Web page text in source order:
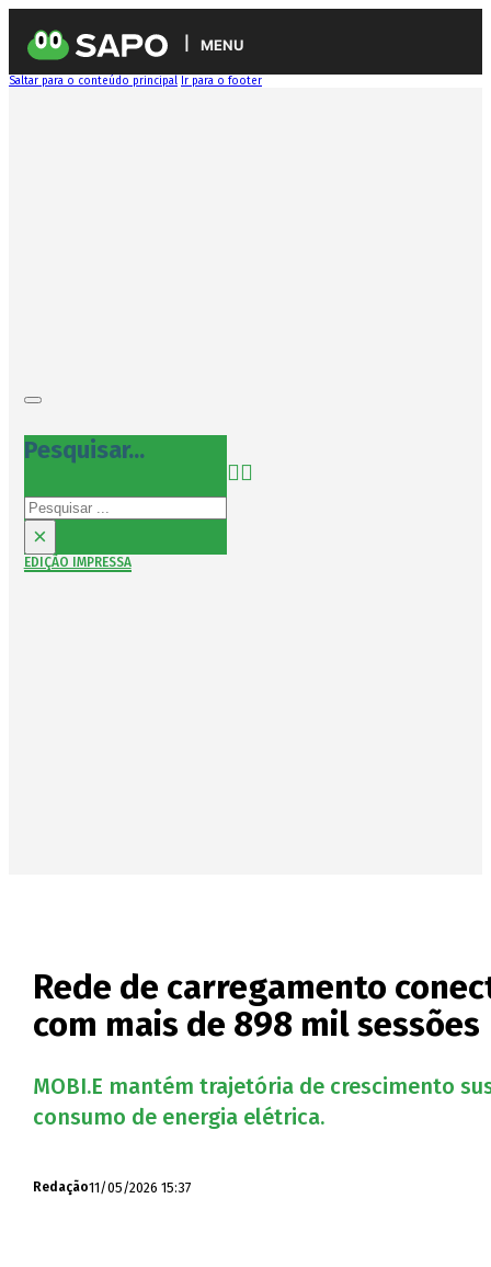
MENU
Saltar para o conteúdo principal Ir para o footer
Pesquisar...
Pesquisar
×
EDIÇÃO IMPRESSA
Rede de carregamento
com mais de 898 mil sessões
MOBI.E mantém trajetória de crescimento
consumo de energia elétrica.
Redação11/05/2026 15:37